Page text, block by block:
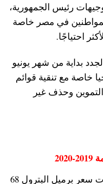
رئيس الجمهورية،
في مصر خاصة
احتياجًا.
بداية من شهر يونيو
خاصة مع تنقية قوائم
وحذف غير
يذكر أن وزارة المالية قد حددت سعر برميل البترول 68